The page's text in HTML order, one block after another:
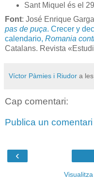
Sant Miquel és el
Font: José Enrique
pas de puça. Crecer y
calendario, Romania
Catalans. Revista
Víctor Pàmies i Riudor a les
Cap comentari:
Publica un
‹